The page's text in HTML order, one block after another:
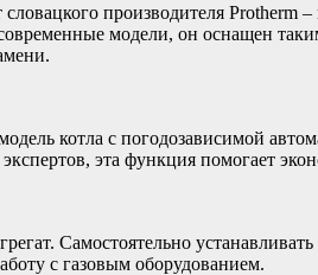
производителя Protherm
модели, он оснащен
котла с погодозависимой
эта функция помогает
Самостоятельно
с газовым оборудованием.